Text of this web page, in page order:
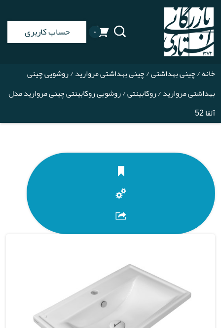
۰ حساب کاربری
خانه/چینی بهداشتی/چینی بهداشتی مروارید/روشویی چینی
بهداشتی مروارید/روکابینتی/ روشویی روکابینتی چینی مروارید مدل
آلفا 52